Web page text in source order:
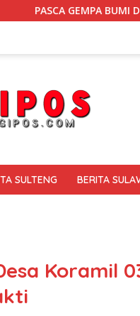
DI SIGI Dampingi
SULTENG BERITA
Koramil